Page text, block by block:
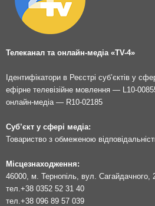
Телеканал та онлайн-медіа «TV-4»
Ідентифікатори в Реєстрі суб’єктів у
ефірне телевізійне мовлення — L10-
онлайн-медіа — R10-02185
Суб’єкт у сфері медіа:
Товариство з обмеженою
Місцезнаходження:
46000, м. Тернопіль, вул. Сагайдачного,
тел. +38 0352 52 31 40
тел. +38 096 89 57 039